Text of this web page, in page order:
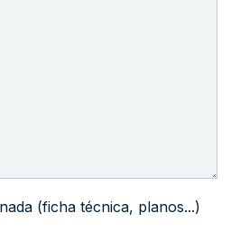
(ficha técnica, planos...)